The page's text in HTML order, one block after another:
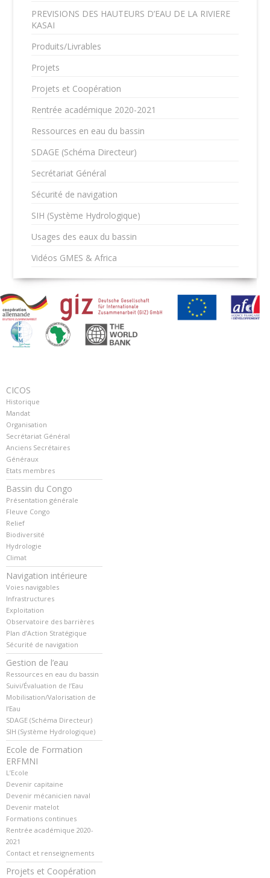
PREVISIONS DES HAUTEURS D’EAU DE LA RIVIERE
KASAI
Produits/Livrables
Projets
Projets et Coopération
Rentrée académique 2020-2021
Ressources en eau du bassin
SDAGE (Schéma Directeur)
Secrétariat Général
Sécurité de navigation
SIH (Système Hydrologique)
Usages des eaux du bassin
Vidéos GMES & Africa
CICOS
Historique
Mandat
Organisation
Secrétariat Général
Anciens Secrétaires
Généraux
Etats membres
Bassin du Congo
Présentation générale
Fleuve Congo
Relief
Biodiversité
Hydrologie
Climat
Navigation intérieure
Voies navigables
Infrastructures
Exploitation
Observatoire des barrières
Plan d’Action Stratégique
Sécurité de navigation
Gestion de l’eau
Ressources en eau du bassin
Suivi/Évaluation de l’Eau
Mobilisation/Valorisation de
l’Eau
SDAGE (Schéma Directeur)
SIH (Système Hydrologique)
Ecole de Formation
ERFMNI
L’Ecole
Devenir capitaine
Devenir mécanicien naval
Devenir matelot
Formations continues
Rentrée académique 2020-
2021
Contact et renseignements
Projets et Coopération